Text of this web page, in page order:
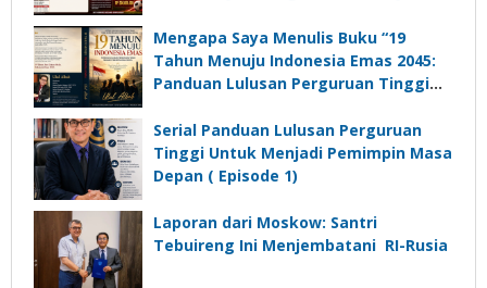
Komunikasi Kades untuk Memajukan
Desa
Mengapa Saya Menulis Buku “19
Tahun Menuju Indonesia Emas 2045:
Panduan Lulusan Perguruan Tinggi
Depan”?
Serial Panduan Lulusan Perguruan
Tinggi Untuk Menjadi Pemimpin Masa
Depan ( Episode 1)
Laporan dari Moskow: Santri
Tebuireng Ini Menjembatani RI-Rusia